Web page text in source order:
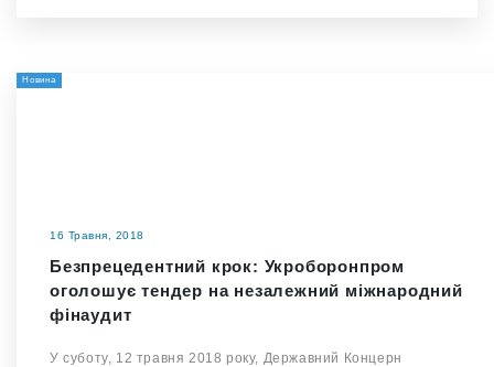
Новина
16 Травня, 2018
Безпрецедентний крок: Укроборонпром
оголошує тендер на незалежний міжнародний
фінаудит
У суботу, 12 травня 2018 року, Державний Концерн